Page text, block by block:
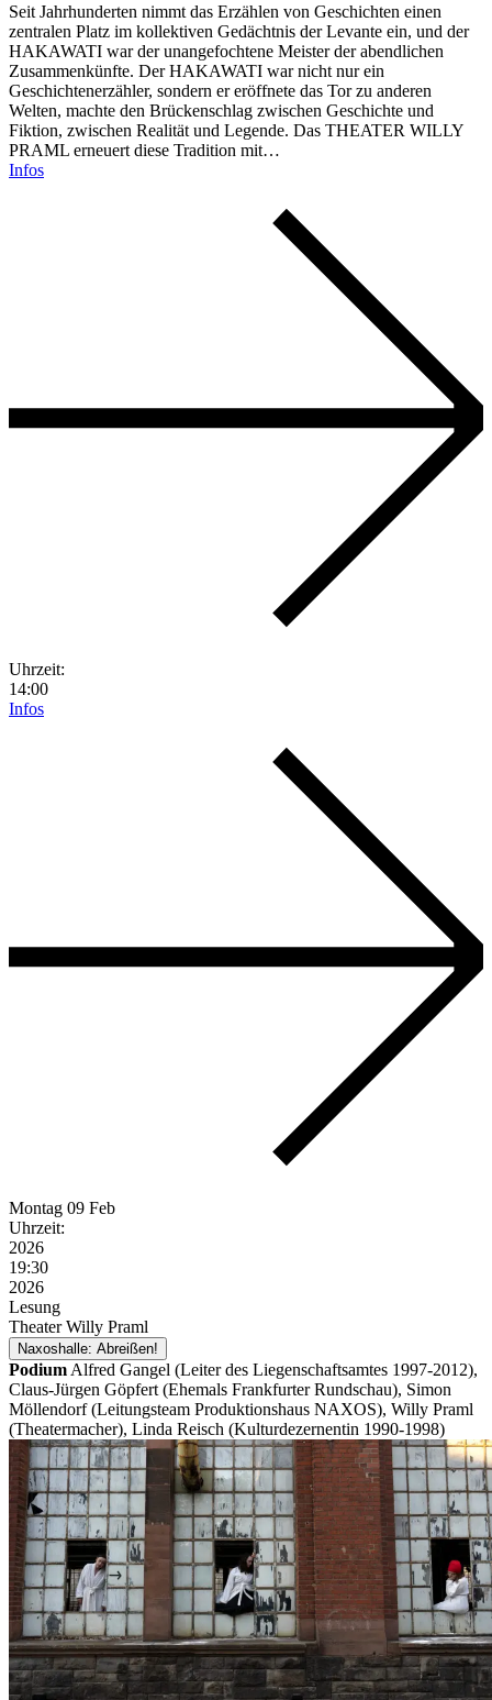
Seit Jahrhunderten nimmt das Erzählen von Geschichten einen
zentralen Platz im kollektiven Gedächtnis der Levante ein, und der
HAKAWATI war der unangefochtene Meister der abendlichen
Zusammenkünfte. Der HAKAWATI war nicht nur ein
Geschichtenerzähler, sondern er eröffnete das Tor zu anderen
Welten, machte den Brückenschlag zwischen Geschichte und
Fiktion, zwischen Realität und Legende. Das THEATER WILLY
PRAML erneuert diese Tradition mit…
Infos
Uhrzeit:
14:00
Infos
Montag 09 Feb
Uhrzeit:
2026
19:30
2026
Lesung
Theater Willy Praml
Naxoshalle: Abreißen!
Podium Alfred Gangel (Leiter des Liegenschaftsamtes 1997-2012),
Claus-Jürgen Göpfert (Ehemals Frankfurter Rundschau), Simon
Möllendorf (Leitungsteam Produktionshaus NAXOS), Willy Praml
(Theatermacher), Linda Reisch (Kulturdezernentin 1990-1998)